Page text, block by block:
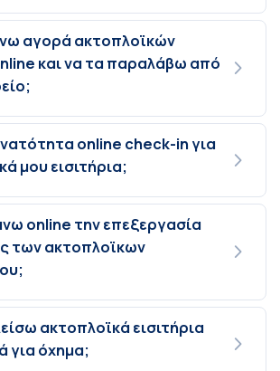
αγορά ακτοπλοϊκών
και να τα παραλάβω από
online check-in για
μου εισιτήρια;
online την επεξεργασία
των ακτοπλοϊκων
ακτοπλοϊκά εισιτήρια
για όχημα;